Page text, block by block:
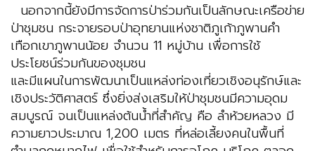
นอกจากนี้ยังมีการจัดการป่าร่วมกันเป็นลักษณะเครือข่าย
ป่าชุมชน กระจายรอบป่าอุทยานแห่งชาติภูเก้าภูพานคำ
เทือกเขาภูพานน้อย จำนวน 11 หมู่บ้าน เพื่อการใช้
ประโยชน์ร่วมกันของชุมชน
และมีแผนในการพัฒนาเป็นแหล่งท่องเที่ยวเชิงอนุรักษ์และ
เชิงประวัติศาสตร์ ซึ่งยิ่งส่งเสริมให้ป่าชุมชนมีความอุดม
สมบูรณ์ จนเป็นแหล่งต้นน้ำที่สำคัญ คือ ลำห้วยหลวง มี
ความยาวประมาณ 1,200 เมตร ที่หล่อเลี้ยงคนในพื้นที่